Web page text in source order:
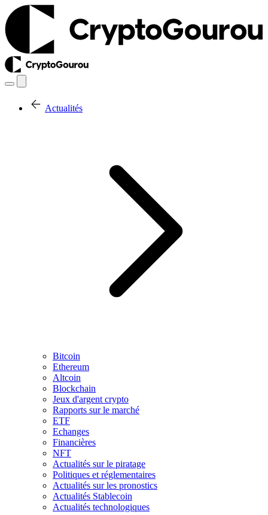
Actualités
Bitcoin
Ethereum
Altcoin
Blockchain
Jeux d'argent crypto
Rapports sur le marché
ETF
Echanges
Financières
NFT
Actualités sur le piratage
Politiques et réglementaires
Actualités sur les pronostics
Actualités Stablecoin
Actualités technologiques